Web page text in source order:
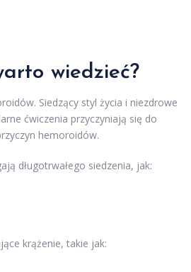
wiedzieć?
Siedzący styl życia i niezdrowe
ćwiczenia przyczyniają się do
hemoroidów.
długotrwałego siedzenia, jak:
krążenie, takie jak: